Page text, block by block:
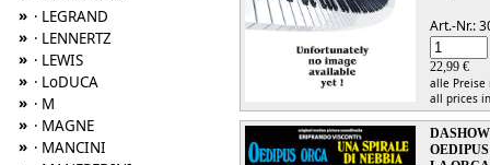
» · LEGRAND
» · LENNERTZ
» · LEWIS
» · LoDUCA
» · M
» · MAGNE
» · MANCINI
Art.-Nr.:
22,99 €
alle
all prices